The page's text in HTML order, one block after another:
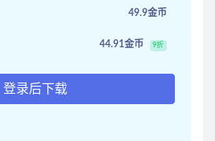
49.9金币
44.91金币 9折
登录后下载